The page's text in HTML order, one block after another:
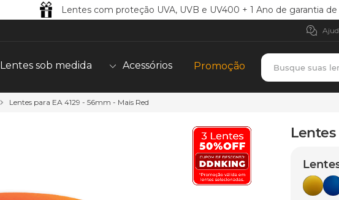
Lentes com proteção UVA, UVB e UV400 + 1 Ano de garantia de
Lentes sob medida Acessórios Promoção
Busque suas
Lentes para EA 4129 - 56mm - Mais Red
Lentes
TERMOS MAIS BUSCADOS